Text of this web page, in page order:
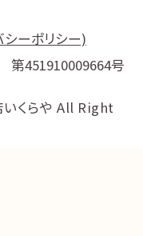
ーポリシー)
451910009664号
くらや All Right